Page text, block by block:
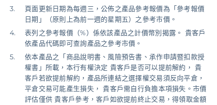
登入
頁面更新日期為每週三，公佈之產品參考報價為「參考報價
日期」（原則上為前一週的星期五）之參考市價。
表列之參考報價（%）係依該產品之計價幣別揭露。 貴客戶
依產品代碼即可查詢產品之參考市價。
依本產品之「商品說明書、風險預告書、承作申請暨扣款授
權書」所載，本行有權決定 貴客戶是否可以提前解約， 貴
客戶若欲提前解約，產品所連結之選擇權交易須反向平倉，
平倉交易可能產生損失， 貴客戶需自行負擔本項損失。市價
評估僅供 貴客戶參考，客戶如欲提前終止交易，得領取金額